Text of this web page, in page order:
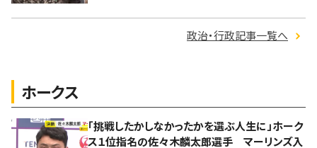
政治・行政記事一覧へ
ホークス
「挑戦したかしなかったかを選ぶ人生に」ホーク
ス１位指名の佐々木麟太郎選手 マーリンズ入